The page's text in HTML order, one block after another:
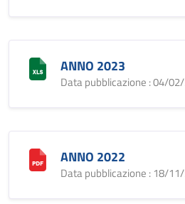
ANNO 2023
Data pubblicazione : 04/
ANNO 2022
Data pubblicazione : 18/